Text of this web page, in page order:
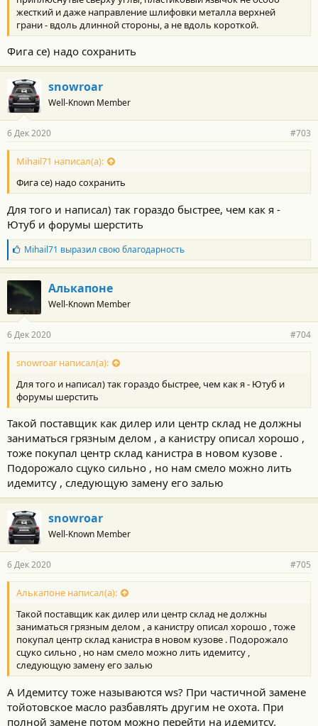
жесткий и даже направление шлифовки металла верхней
грани - вдоль длинной стороны, а не вдоль короткой.
Фига се) надо сохранить
snowroar
Well-Known Member
6 Дек 2020 #703
Mihail71 написал(а):
Фига се) надо сохранить
Для того и написал) так гораздо быстрее, чем как я -
Ютуб и форумы шерстить
Б
л
а
г
о
а
н
о
с
и
:
Mihail71 выразил свою благодарность
Алькапоне
Well-Known Member
6 Дек 2020 #704
snowroar написал(а):
Для того и написал) так гораздо быстрее, чем как я - Ютуб и
форумы шерстить
Такой поставщик как дилер или центр склад не должны
заниматься грязным делом , а канистру описал хорошо ,
тоже покупал центр склад канистра в новом кузове .
Подорожало сцуко сильно , но нам смело можно лить
идемитсу , следующую замену его залью
snowroar
Well-Known Member
6 Дек 2020 #705
Алькапоне написал(а):
Такой поставщик как дилер или центр склад не должны
заниматься грязным делом , а канистру описал хорошо , тоже
покупал центр склад канистра в новом кузове . Подорожало
сцуко сильно , но нам смело можно лить идемитсу ,
следующую замену его залью
А Идемитсу тоже называются ws? При частичной замене
тойотовское масло разбавлять другим не охота. При
полной замене потом можно перейти на идемитсу.